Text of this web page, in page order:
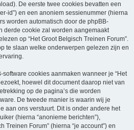
De eerste twee cookies bevatten een
id”) en een anoniem sessienummer (hierna
worden automatisch door de phpBB-
derde cookie zal worden aangemaakt
op “Het Groot Belgisch Treinen Forum”.
te slaan welke onderwerpen gelezen zijn en
cookies aanmaken wanneer je “Het
hoewel dit document daarop niet van
op de pagina’s die worden
De tweede manier is waarin wij je
aan ons verstuurt. Dit is onder andere het
(hierna “anonieme berichten”),
Treinen Forum” (hierna “je account”) en